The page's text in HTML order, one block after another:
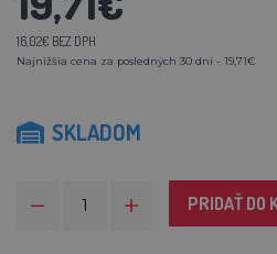
16,02€ BEZ DPH
Najnižšia cena za posledných 30 dní - 19,71€
SKLADOM
PRIDAŤ DO